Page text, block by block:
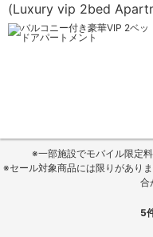
(Luxury vip 2bed
※一部施設でモバイル限定
※セール対象商品には限りがあり
合
5